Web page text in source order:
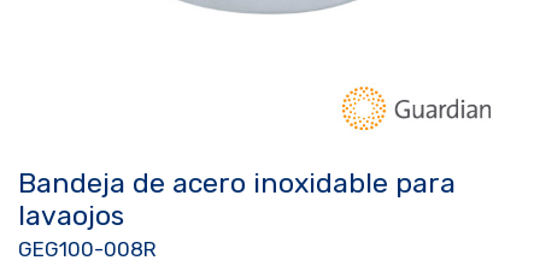
Bandeja de acero inoxidable para
lavaojos
GEG100-008R